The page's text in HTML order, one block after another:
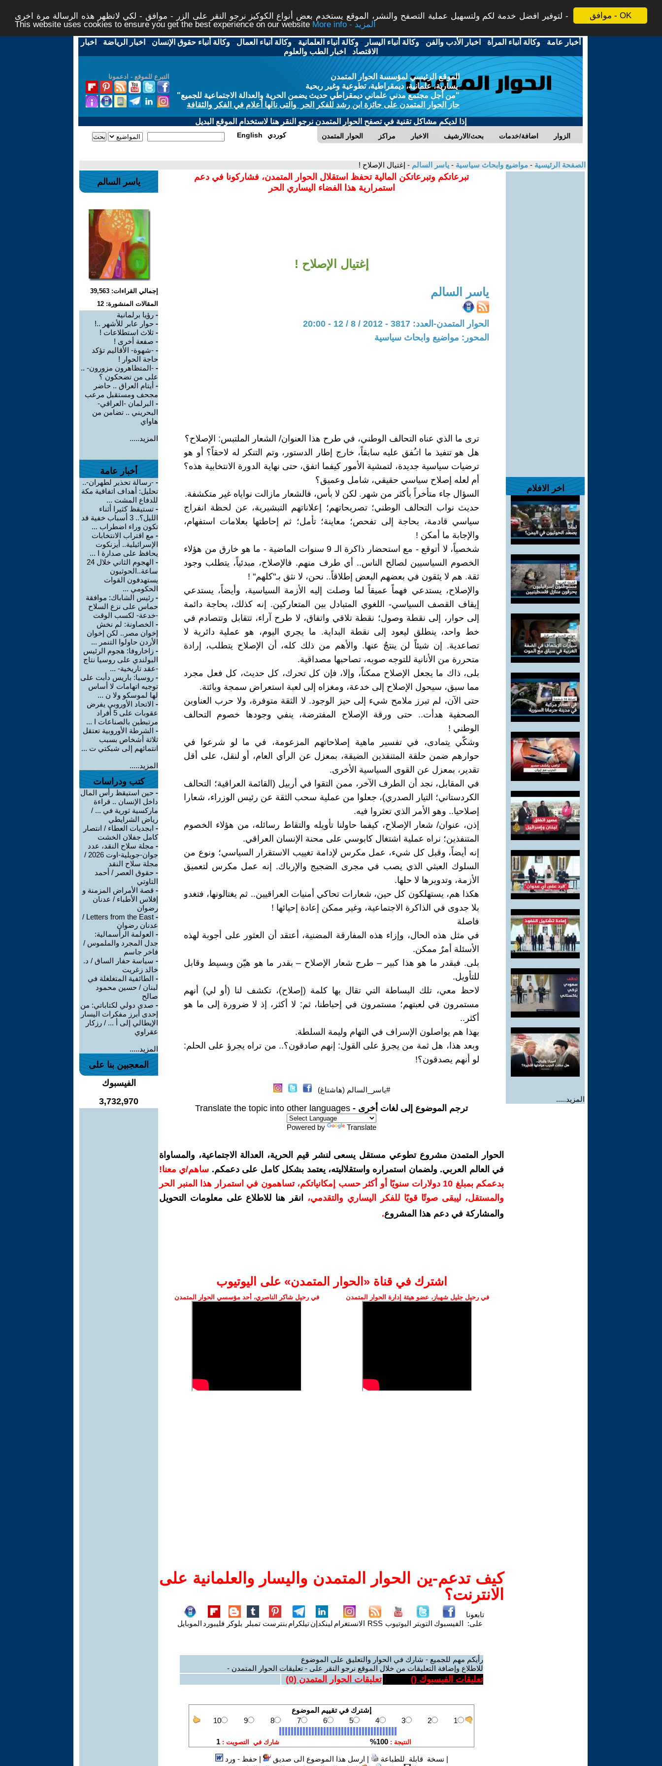
موافق - OK
لتوفير افضل خدمة لكم ولتسهيل عملية التصفح والنشر، الموقع يستخدم بعض أنواع الكوكيز نرجو النقر على الزر - موافق - لكي لاتظهر هذه الرسالة مرة اخرى -
This website uses cookies to ensure you get the best experience on our website
More info - المزيد
أخبار عامة -وكالة أنباء المرأة - اخبار الأدب والفن -وكالة أنباء اليسار -وكالة أنباء العلمانية -وكالة أنباء العمال -وكالة أنباء حقوق الإنسان - اخبار الرياضة - اخبار
الاقتصاد - اخبار الطب والعلوم
التبرع للموقع - ادعمونا
الموقع الرئيسي لمؤسسة الحوار المتمدن
يسارية، علمانية، ديمقراطية، تطوعية وغير ربحية
"من أجل مجتمع مدني علماني ديمقراطي حديث يضمن الحرية والعدالة الاجتماعية للجميع"
حاز الحوار المتمدن على جائزة ابن رشد للفكر الحر والتى نالها أعلام في الفكر والثقافة
إذا لديكم مشاكل تقنية في تصفح الحوار المتمدن نرجو النقر هنا لاستخدام الموقع البديل
الحوار المتمدن مراكز الاخبار بحث/الارشيف اضافة/خدمات الزوار English كوردي
الصفحة الرئيسية - مواضيع وابحاث سياسية - ياسر السالم - إغتيال الإصلاح !
اخر الافلام
المزيد.....
تبرعاتكم وتبرعاتكن المالية تحفظ استقلال الحوار المتمدن، فشاركونا في دعم
استمرارية هذا الفضاء اليساري الحر
إغتيال الإصلاح !
ياسر السالم
الحوار المتمدن-العدد: 3817 - 2012 / 8 / 12 - 20:00
المحور: مواضيع وابحاث سياسية
ترى ما الذي عناه التحالف الوطني، في طرح هذا العنوان/ الشعار الملتبس: الإصلاح؟
هل هو تنفيذ ما اتـُفق عليه سابقاً، خارج إطار الدستور، وتم التنكر له لاحقاً؟ أو هو
ترضيات سياسية جديدة، لتمشية الأمور كيفما اتفق، حتى نهاية الدورة الانتخابية هذه؟
أم لعله إصلاح سياسي حقيقي، شامل وعميق؟
السؤال جاء متأخراً بأكثر من شهر. لكن لا بأس، فالشعار مازالت نواياه غير متكشفة.
حديث نواب التحالف الوطني؛ تصريحاتهم؛ إعلاناتهم التبشيرية، عن لحظة انفراج
سياسي قادمة، بحاجة إلى تفحص؛ معاينة؛ تأمل؛ ثم إحاطتها بعلامات استفهام،
والإجابة ما أمكن !
شخصياً، لا أتوقع - مع استحضار ذاكرة الـ 9 سنوات الماضية - ما هو خارق من هؤلاء
الخصوم السياسيين لصالح الناس.. أي طرف منهم. فالإصلاح، مبدئياً، يتطلب وجود
ثقة. هم لا يثقون في بعضهم البعض إطلاقاً.. نحن، لا نثق بـ"كلهم" !
والإصلاح، يستدعي فهماً عميقاً لما وصلت إليه الأزمة السياسية، وأيضاً، يستدعي
إيقاف القصف السياسي- اللغوي المتبادل بين المتعاركين. إنه كذلك، بحاجة دائمة
إلى حوار، إلى نقطة وصول؛ نقطة تلاقي واتفاق، لا طرح آراء، تتقابل وتتصادم في
خط واحد، ينطلق ليعود إلى نقطة البداية. ما يجري اليوم، هو عملية دائرية لا
تصاعدية. إن شيئاً لن ينتجُ عنها. والأهم من ذلك كله، أن الإصلاح يتطلب، إرادة
متحررة من الأنانية للتوجه صوبه، تصاحبها مصداقية.
بلى، ذاك ما يجعل الإصلاح ممكناً، وإلا، فإن كل تحرك، كل حديث، كل فعل مجرد
مما سبق، سيحول الإصلاح إلى خدعة، ومغزاه إلى لعبة استعراض سمجة وبائتة.
حتى الآن، لم تبرز ملامح شيء إلى حيز الوجود. لا الثقة متوفرة، ولا حرب العناوين
الصحفية هدأت.. حتى ورقة الإصلاح المفترضة، ينفي وجودها خصوم التحالف
الوطني !
وشكّي يتمادى، في تفسير ماهية إصلاحاتهم المزعومة، في ما لو شرعوا في
حوارهم ضمن حلقة المتنفذين الضيقة، بمعزل عن الرأي العام، أو لنقل، على أقل
تقدير، بمعزل عن القوى السياسية الأخرى.
في المقابل، نجد أن الطرف الآخر، ممن التقوا في أربيل (القائمة العراقية؛ التحالف
الكردستاني؛ التيار الصدري)، جعلوا من عملية سحب الثقة عن رئيس الوزراء، شعارا
إصلاحيا.. وهو الأمر الذي تعثروا فيه.
إذن، عنوان/ شعار الإصلاح، كيفما حاولنا تأويله والتقاط رسائله، من هؤلاء الخصوم
المتنفذين؛ نراه عملية اشتغال كابوسي على محنة الإنسان العراقي.
إنه أيضاً، وقبل كل شيء، عمل مكرس لإدامة تغييب الاستقرار السياسي؛ ونوع من
السلوك العبثي الذي يصب في مجرى الضجيج والإرباك. إنه عمل مكرس لتعميق
الأزمة، وتدويرها لا حلها.
هكذا هم، يستهلكون كل حين، شعارات تحاكي أمنيات العراقيين.. ثم يغتالونها، فتغدو
بلا جدوى في الذاكرة الاجتماعية، وغير ممكن إعادة إحيائها !
فاصلة
في مثل هذه الحال، وإزاء هذه المفارقة المضنية، أعتقد أن العثور على أجوبة لهذه
الأسئلة أمرٌ ممكن.
بلى. فبقدر ما هو هذا كبير – طرح شعار الإصلاح – بقدر ما هو هيّن وبسيط وقابل
للتأويل.
لاحظ معي، تلك البساطة التي تقال بها كلمة (إصلاح)، تكشف لنا (أو لي) أنهم
مستمرون في لعبتهم؛ مستمرون في إحباطنا، ثم: لا أكثر، إذ لا ضرورة إلى ما هو
أكثر..
بهذا هم يواصلون الإسراف في التهام وليمة السلطة.
وبعد هذا، هل ثمة من يجرؤ على القول: إنهم صادقون؟.. من تراه يجرؤ على الحلم:
لو أنهم يصدقون؟!
#ياسر_السالم (هاشتاغ)
ترجم الموضوع إلى لغات أخرى - Translate the topic into other languages
Powered by Translate
الحوار المتمدن مشروع تطوعي مستقل يسعى لنشر قيم الحرية، العدالة الاجتماعية، والمساواة
في العالم العربي. ولضمان استمراره واستقلاليته، يعتمد بشكل كامل على دعمكم. ساهم/ي معنا!
بدعمكم بمبلغ 10 دولارات سنويًا أو أكثر حسب إمكانياتكم، تساهمون في استمرار هذا المنبر الحر
والمستقل، ليبقى صوتًا قويًا للفكر اليساري والتقدمي،
انقر هنا للاطلاع على معلومات التحويل
والمشاركة في دعم هذا المشروع.
اشترك في قناة ‫«الحوار المتمدن» على اليوتيوب
في رحيل جليل شهباز، عضو هيئة إدارة الحوار المتمدن في رحيل شاكر الناصري، أحد مؤسسي الحوار المتمدن
كيف تدعم-ين الحوار المتمدن واليسار والعلمانية على
الانترنت؟
تابعونا
على: الفيسبوك التويتر اليوتيوب RSS الانستغرام لينكدإنتيلكرام بنترست تمبلر بلوكر فليبورد الموبايل
رأيكم مهم للجميع - شارك في الحوار والتعليق على الموضوع
للاطلاع وإضافة التعليقات من خلال الموقع نرجو النقر على - تعليقات الحوار المتمدن -
تعليقات الفيسبوك () تعليقات الحوار المتمدن (0
)
| نسخة قابلة للطباعة | ارسل هذا الموضوع الى صديق |حفظ - ورد
ياسر السالم
إجمالي القراءات: 39,563
المقالات المنشورة: 12
- رؤيا برلمانية
- حوار عابر للأشهر ..!
- ثلاث استطلاعات !
- صفعة أخرى !
- -شهوة- الأقاليم تؤكد
حاجة الحوار !
- -المتظاهرون مزورون- ..
على من تضحكون ؟
- أيتام العراق .. حاضر
مجحف ومستقبل مرعب
- البرلمان -العراقي-
البحريني .. تضامن من
هاواي
المزيد.....
أخبار عامة
- -رسالة تحذير لطهران-..
تحليل: أهداف اتفاقية مكة
للدفاع المشت ...
- تستيقظ كثيرا أثناء
الليل؟.. 3 أسباب خفية قد
تكون وراء اضطراب ...
- مع اقتراب الانتخابات
الإسرائيلية.. أيزنكوت
يحافظ على صدارة ا ...
-
الهجوم الثاني خلال 24
ساعة..الحوثيون
يستهدفون القوات
الحكومي ...
- رئيس الشاباك: موافقة
حماس على نزع السلاح
-خدعة- لكسب الوقت
- الخصاونة: لم نخش
إخوان مصر.. لكن إخوان
الأردن حاولوا التنمر ...
- زاخاروفا: هجوم الرئيس
البولندي على روسيا نتاج
-عقد تاريخية- ...
- روسيا: باريس دأبت على
توجيه اتهامات لا أساس
لها لموسكو ولا ن ...
- الاتحاد الأوروبي يفرض
عقوبات على 5 أفراد
مرتبطين بالصناعات ا ...
- الشرطة الأوروبية تعتقل
ثلاثة أشخاص بسبب
انتمائهم إلى شبكتي ت ...
المزيد.....
كتب ودراسات
- حين استيقظ رأس المال
داخل الإنسان .. قراءة
ماركسية ثورية في ... /
رياض الشرايطي
- ابجديات العطاء / انتصار
كامل جفلان الخشت
- مجلة سلاح النقد، عدد
جوان-جويلية-اوت 2026 /
مجلة سلاح النقد
- حقوق العصر / أحمد
التاوتي
- قصة الأمراض المزمنة و
إفلاس الأطباء / عدنان
رضوان
-
Letters from the East /
عدنان رضوان
- العولمة الرأسمالية:
جدل المجرد والملموس /
فاخر جاسم
- سياسة حفار الساق / د.
خالد زغريت
- الطائفية المتغلغلة في
لبنان / حسين محمود
صالح
- صدى دولي لكتاباتي: من
إحدى أبرز مفكرات اليسار
الإيطالي إلى أ ... / رزكار
عقراوي
المزيد.....
المعجبين بنا على
الفيسبوك
3,732,970